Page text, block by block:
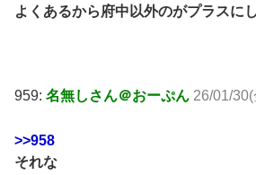
よくあるから府中以外のがプラスに
959: 名無しさん＠おーぷん 26/01/
>>958
それな